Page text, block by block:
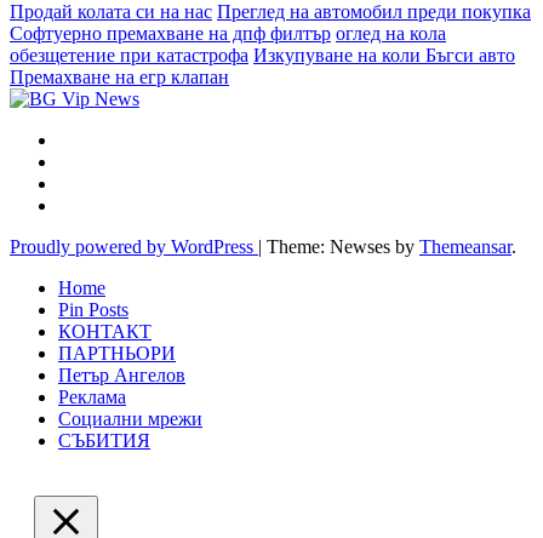
Продай колата си на нас Преглед на автомобил преди покупка
Софтуерно премахване на дпф филтър оглед на кола
обезщетение при катастрофа Изкупуване на коли Бъгси авто
Премахване на егр клапан
Proudly powered by WordPress | Theme: Newses by Themeansar.
Home
Pin Posts
КОНТАКТ
ПАРТНЬОРИ
Петър Ангелов
Реклама
Социални мрежи
СЪБИТИЯ